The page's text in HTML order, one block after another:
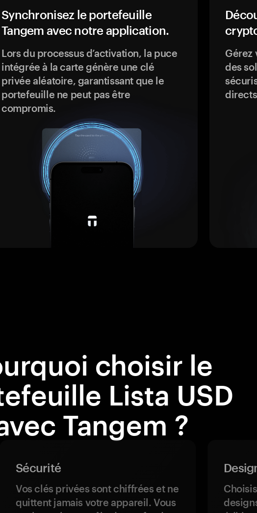
Synchronisez le portefeuille
Tangem avec notre application.
Lors du processus d’activation, la puce
intégrée à la carte génère une clé
privée aléatoire, garantissant que le
portefeuille ne peut pas être
compromis.
Gérez
des
choisir le
Lista USD
Tangem ?
Sécurité
Vos clés privées sont chiffrées et ne
quittent jamais votre appareil. Vous